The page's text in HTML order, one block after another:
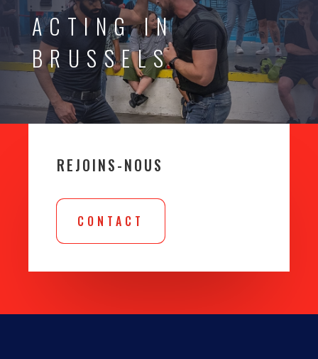
ACTING IN
BRUSSELS
REJOINS-NOUS
CONTACT